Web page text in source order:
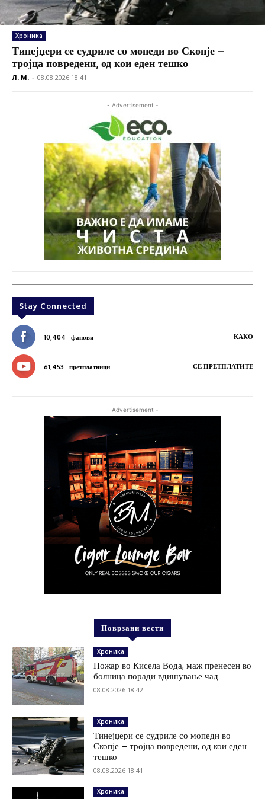
Хроника
Тинејџери се судриле со мопеди во Скопје –
тројца повредени, од кои еден тешко
Л. М. - 08.08.2026 18:41
- Advertisement -
Stay Connected
10,404 фанови КАКО
61,453 претплатници СЕ ПРЕТПЛАТИТЕ
- Advertisement -
Поврзани вести
Хроника
Пожар во Кисела Вода, маж пренесен во
болница поради вдишување чад
08.08.2026 18:42
Хроника
Тинејџери се судриле со мопеди во
Скопје – тројца повредени, од кои еден
тешко
08.08.2026 18:41
Хроника